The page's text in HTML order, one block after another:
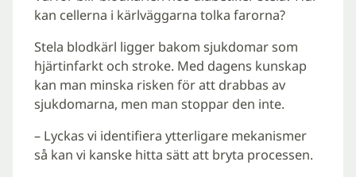
kan cellerna i kärlväggarna tolka farorna?
Stela blodkärl ligger bakom sjukdomar som
hjärtinfarkt och stroke. Med dagens kunskap
kan man minska risken för att drabbas av
sjukdomarna, men man stoppar den inte.
– Lyckas vi identifiera ytterligare mekanismer
så kan vi kanske hitta sätt att bryta processen.